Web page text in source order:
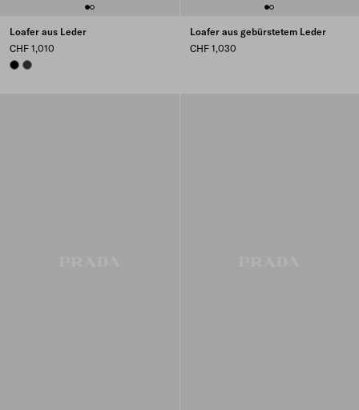
Loafer aus Leder
CHF 1,010
BLACKDARK BROWN
Loafer aus gebürstetem Leder
CHF 1,030